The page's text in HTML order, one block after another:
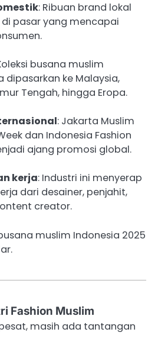
: Ribuan brand lokal
pasar yang mencapai
busana muslim
dipasarkan ke Malaysia,
Tengah, hingga Eropa.
: Jakarta Muslim
dan Indonesia Fashion
ajang promosi global.
kerja: Industri ini menyerap
dari desainer, penjahit,
creator.
muslim Indonesia 2025
Fashion Muslim
masih ada tantangan